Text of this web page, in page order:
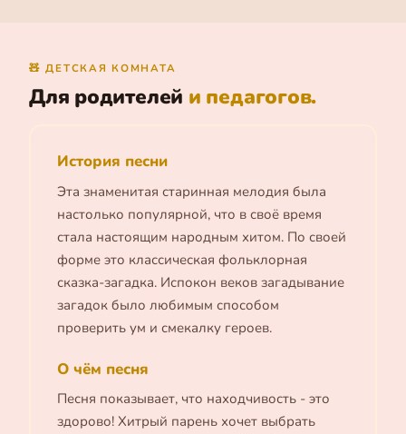
🧸 ДЕТСКАЯ КОМНАТА
Для родителей и педагогов.
История песни
Эта знаменитая старинная мелодия была
настолько популярной, что в своё время
стала настоящим народным хитом. По своей
форме это классическая фольклорная
сказка-загадка. Испокон веков загадывание
загадок было любимым способом
проверить ум и смекалку героев.
О чём песня
Песня показывает, что находчивость - это
здорово! Хитрый парень хочет выбрать